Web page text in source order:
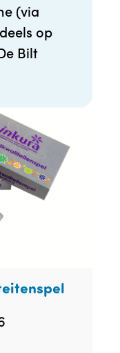
(via
op
Bilt